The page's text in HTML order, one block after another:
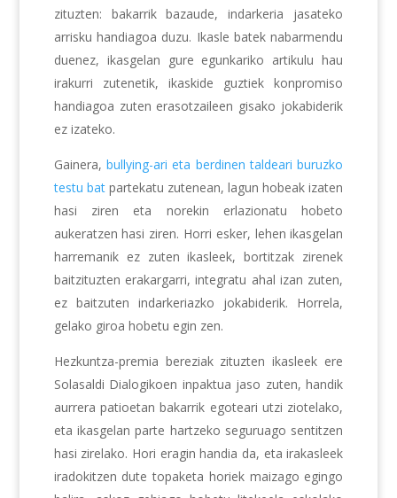
zituzten: bakarrik bazaude, indarkeria jasateko
arrisku handiagoa duzu. Ikasle batek nabarmendu
duenez, ikasgelan gure egunkariko artikulu hau
irakurri zutenetik, ikaskide guztiek konpromiso
handiagoa zuten erasotzaileen gisako jokabiderik
ez izateko.
Gainera,bullying-ari eta berdinen taldeari buruzko
testu batpartekatu zutenean, lagun hobeak izaten
hasi ziren eta norekin erlazionatu hobeto
aukeratzen hasi ziren. Horri esker, lehen ikasgelan
harremanik ez zuten ikasleek, bortitzak zirenek
baitzituzten erakargarri, integratu ahal izan zuten,
ez baitzuten indarkeriazko jokabiderik. Horrela,
gelako giroa hobetu egin zen.
Hezkuntza-premia bereziak zituzten ikasleek ere
Solasaldi Dialogikoen inpaktua jaso zuten, handik
aurrera patioetan bakarrik egoteari utzi ziotelako,
eta ikasgelan parte hartzeko seguruago sentitzen
hasi zirelako. Hori eragin handia da, eta irakasleek
iradokitzen dute topaketa horiek maizago egingo